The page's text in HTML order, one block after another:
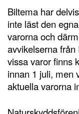
Biltema har
inte läst den
varorna och
avvikelserna
vissa varor finns
innan 1 juli, men
aktuella varorna